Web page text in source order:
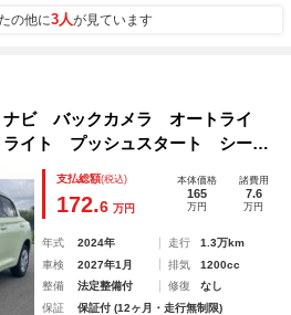
の他に3人が見ています
ビ バックカメラ オートライ
イト プッシュスタート シート
ィーサポート ４ＷＤ 衝突被害軽
トップ 横滑り防止機能 衝突安
ム ナビ
支払総額(税込)
172.6 万円
本体価格
165
万円
諸費用
7.6
万円
年式 2024年 走行
1.3万km
車検
2027年1月 排気
1200cc
整備
法定整備付 修復
なし
保証
保証付 (12ヶ月・走行無制限)